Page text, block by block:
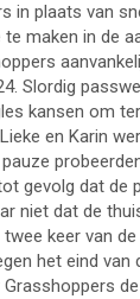
in plaats van
maken in de
Slordig
kansen om
en Karin
gevolg dat de
niet dat de
keer van de
het eind van